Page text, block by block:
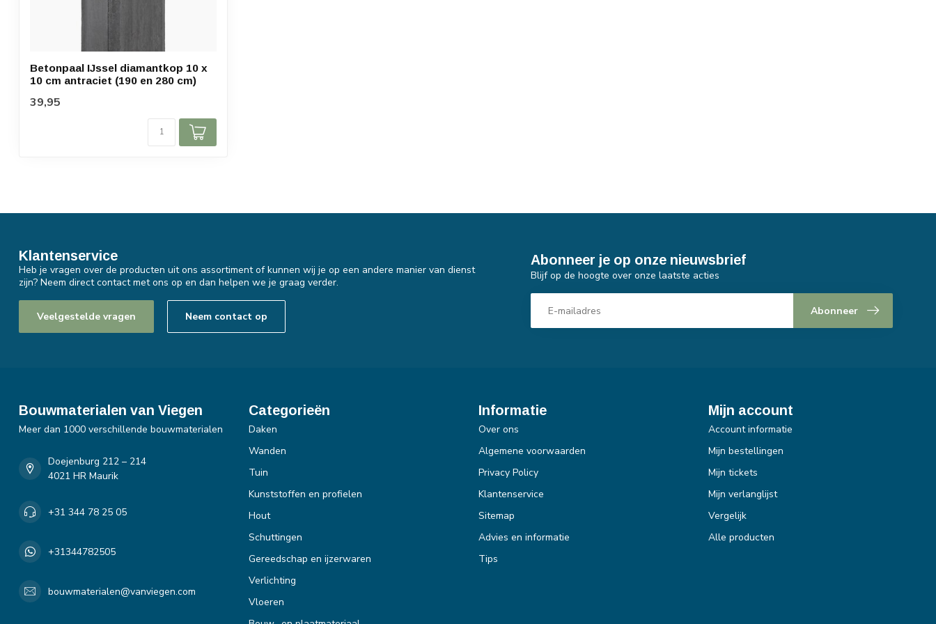
Betonpaal IJssel diamantkop 10 x
10 cm antraciet (190 en 280 cm)
39,95
Klantenservice
Heb je vragen over de producten uit ons assortiment of kunnen wij je op een andere manier van dienst
zijn? Neem direct contact met ons op en dan helpen we je graag verder.
Veelgestelde vragen Neem contact op
Abonneer je op onze nieuwsbrief
Blijf op de hoogte over onze laatste acties
Abonneer
Bouwmaterialen van Viegen
Meer dan 1000 verschillende bouwmaterialen
Doejenburg 212 – 214
4021 HR Maurik
+31 344 78 25 05
+31344782505
bouwmaterialen@vanviegen.com
Categorieën
Daken
Wanden
Tuin
Kunststoffen en profielen
Hout
Schuttingen
Gereedschap en ijzerwaren
Verlichting
Vloeren
Informatie
Over ons
Algemene voorwaarden
Privacy Policy
Klantenservice
Sitemap
Advies en informatie
Tips
Mijn account
Account informatie
Mijn bestellingen
Mijn tickets
Mijn verlanglijst
Vergelijk
Alle producten